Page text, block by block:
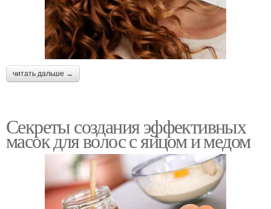
читать дальше →
Секреты создания эффективных
масок для волос с яйцом и медом